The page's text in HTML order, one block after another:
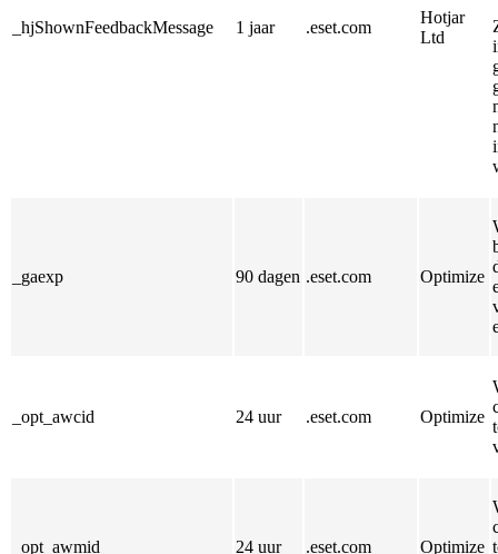
_hjShownFeedbackMessage 1 jaar .eset.com
Hotjar
Ltd
_gaexp 90 dagen .eset.com Optimize
_opt_awcid 24 uur .eset.com Optimize
_opt_awmid 24 uur .eset.com Optimize